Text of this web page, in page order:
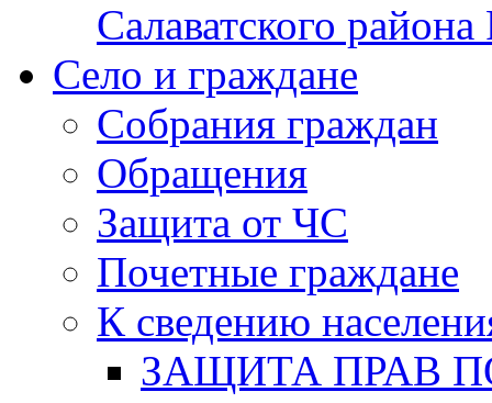
Салаватского района
Село и граждане
Собрания граждан
Обращения
Защита от ЧС
Почетные граждане
К сведению
ЗАЩИТА ПРАВ